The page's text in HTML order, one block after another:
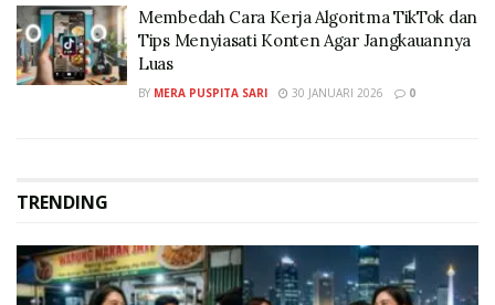
Membedah Cara Kerja Algoritma TikTok dan
Tips Menyiasati Konten Agar Jangkauannya
Luas
BY MERA PUSPITA SARI 30 JANUARI 2026 0
TRENDING